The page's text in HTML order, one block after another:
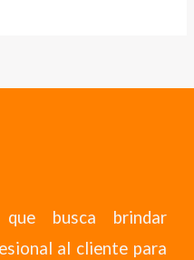
busca brindar
al cliente para